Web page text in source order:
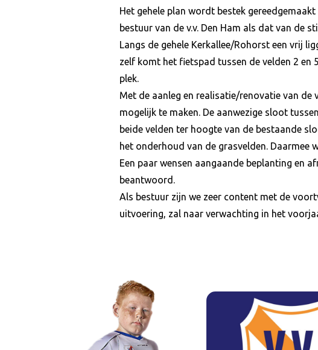
Het gehele plan wordt bestek
bestuur van de v.v. Den Ham als dat van de
Langs de gehele Kerkallee/Rohorst een vrij
zelf komt het fietspad tussen de velden 2
plek.
Met de aanleg en realisatie/renovatie van
mogelijk te maken. De aanwezige sloot
beide velden ter hoogte van de bestaande
het onderhoud van de grasvelden.
Een paar wensen aangaande beplanting en
beantwoord.
Als bestuur zijn we zeer content met de
uitvoering, zal naar verwachting in het